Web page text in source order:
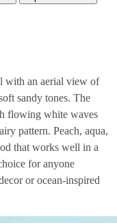
with an aerial view of
sandy tones. The
flowing white waves
pattern. Peach, aqua,
that works well in a
for anyone
or ocean-inspired